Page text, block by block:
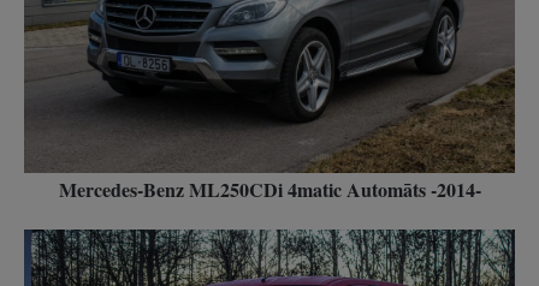
Mercedes-Benz ML250CDi 4matic Automāts -2014-